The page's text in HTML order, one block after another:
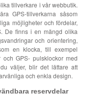
tillverkare i vår webbutik.
GPS-tillverkarna såsom
möjligheter och fördelar,
De finns i en mängd olika
och orientering,
en klocka, till exempel
GPS- pulsklockor med
väljer, blir det lättare att
och enkla design.
reservdelar